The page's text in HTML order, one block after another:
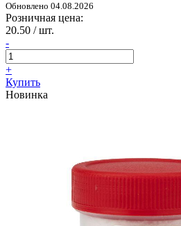
Обновлено 04.08.2026
Розничная цена:
20.50 / шт.
-
+
Купить
Новинка